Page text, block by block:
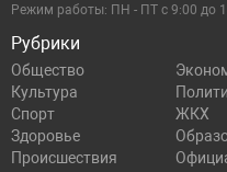
Рубрики
Общество
Культура
Спорт
ЖКХ
Здоровье
Происшествия
Режим работы: ПН - ПТ с 9:00 до